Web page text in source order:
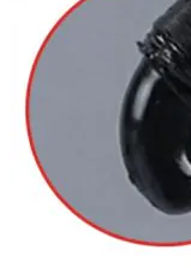
выбрать
странице
товара.